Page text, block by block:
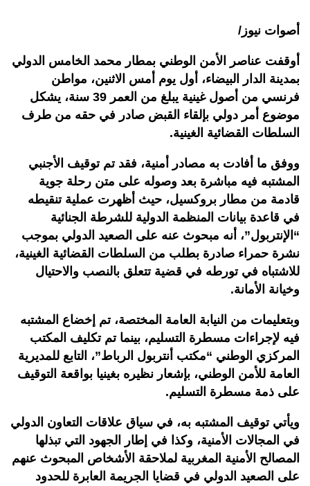
أصوات نيوز/
أوقفت عناصر الأمن الوطني بمطار محمد الخامس الدولي
بمدينة الدار البيضاء، أول يوم أمس الاثنين، مواطن
فرنسي من أصول غينية يبلغ من العمر 39 سنة، يشكل
موضوع أمر دولي بإلقاء القبض صادر في حقه من طرف
السلطات القضائية الغينية.
ووفق ما أفادت به مصادر أمنية، فقد تم توقيف الأجنبي
المشتبه فيه مباشرة بعد وصوله على متن رحلة جوية
قادمة من مطار بروكسيل، حيث أظهرت عملية تنقيطه
في قاعدة بيانات المنظمة الدولية للشرطة الجنائية
“الإنتربول”، أنه مبحوث عنه على الصعيد الدولي بموجب
نشرة حمراء صادرة بطلب من السلطات القضائية الغينية،
للاشتباه في تورطه في قضية تتعلق بالنصب والاحتيال
وخيانة الأمانة.
وبتعليمات من النيابة العامة المختصة، تم إخضاع المشتبه
فيه لإجراءات مسطرة التسليم، بينما تم تكليف المكتب
المركزي الوطني “مكتب أنتربول الرباط”، التابع للمديرية
العامة للأمن الوطني، بإشعار نظيره بغينيا بواقعة التوقيف
على ذمة مسطرة التسليم.
ويأتي توقيف المشتبه به، في سياق علاقات التعاون الدولي
في المجالات الأمنية، وكذا في إطار الجهود التي تبذلها
المصالح الأمنية المغربية لملاحقة الأشخاص المبحوث عنهم
على الصعيد الدولي في قضايا الجريمة العابرة للحدود